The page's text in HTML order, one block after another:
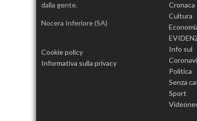
dalla gente.
Nocera Inferiore (SA)
Cookie policy
Informativa sulla privacy
Cronaca
Cultura
Info sul
Politica
Senza
Sport